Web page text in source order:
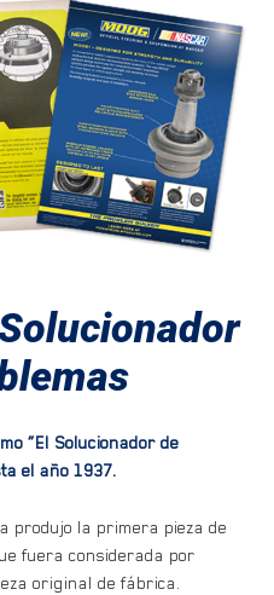
“El Solucionador de
el año 1937.
produjo la primera pieza de
fuera considerada por
original de fábrica.